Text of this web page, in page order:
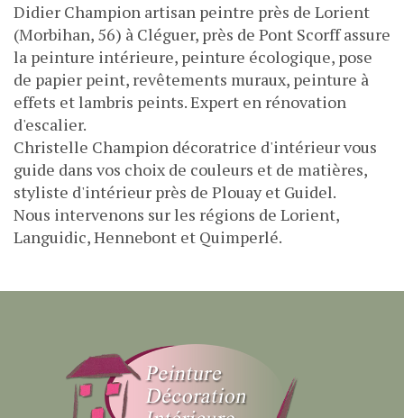
Didier Champion artisan peintre près de Lorient
(Morbihan, 56) à Cléguer, près de Pont Scorff assure
la peinture intérieure, peinture écologique, pose
de papier peint, revêtements muraux, peinture à
effets et lambris peints. Expert en rénovation
d'escalier.
Christelle Champion décoratrice d'intérieur vous
guide dans vos choix de couleurs et de matières,
styliste d'intérieur près de Plouay et Guidel.
Nous intervenons sur les régions de Lorient,
Languidic, Hennebont et Quimperlé.